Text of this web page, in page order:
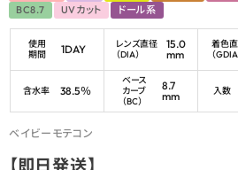
BC8.7
UVカット ドール系
使用
期間
1DAY
レンズ直径
（DIA）
15.0
mm
着色
（GDIA
含水率 38.5％
ベース
カーブ
（BC）
8.7
mm
入数
ベイビーモテコン
【即日発送】